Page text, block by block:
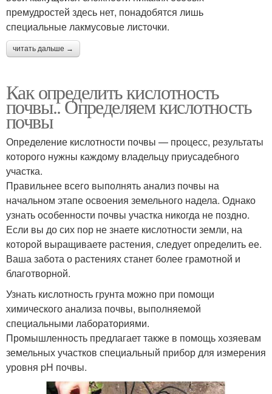
премудростей здесь нет, понадобятся лишь
специальные лакмусовые листочки.
читать дальше →
Как определить кислотность
почвы.. Определяем кислотность
почвы
Определение кислотности почвы — процесс, результаты
которого нужны каждому владельцу приусадебного
участка.
Правильнее всего выполнять анализ почвы на
начальном этапе освоения земельного надела. Однако
узнать особенности почвы участка никогда не поздно.
Если вы до сих пор не знаете кислотности земли, на
которой выращиваете растения, следует определить ее.
Ваша забота о растениях станет более грамотной и
благотворной.
Узнать кислотность грунта можно при помощи
химического анализа почвы, выполняемой
специальными лабораториями.
Промышленность предлагает также в помощь хозяевам
земельных участков специальный прибор для измерения
уровня pH почвы.